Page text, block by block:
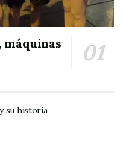
máquinas
su historia